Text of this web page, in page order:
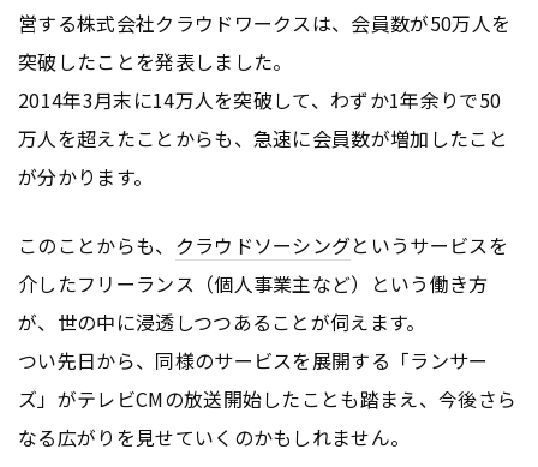
営する株式会社クラウドワークスは、会員数が50万人を
突破したことを発表しました。
2014年3月末に14万人を突破して、わずか1年余りで50
万人を超えたことからも、急速に会員数が増加したこと
が分かります。
このことからも、 クラウドソーシングというサービスを
介したフリーランス（個人事業主など）という働き方
が、世の中に浸透しつつあることが伺えます。
つい先日から、同様のサービスを展開する「ランサー
ズ」がテレビCMの放送開始したことも踏まえ、今後さら
なる広がりを見せていくのかもしれません。